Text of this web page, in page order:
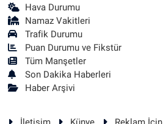
Hava Durumu
Namaz Vakitleri
Trafik Durumu
Puan Durumu ve Fikstür
Tüm Manşetler
Son Dakika Haberleri
Haber Arşivi